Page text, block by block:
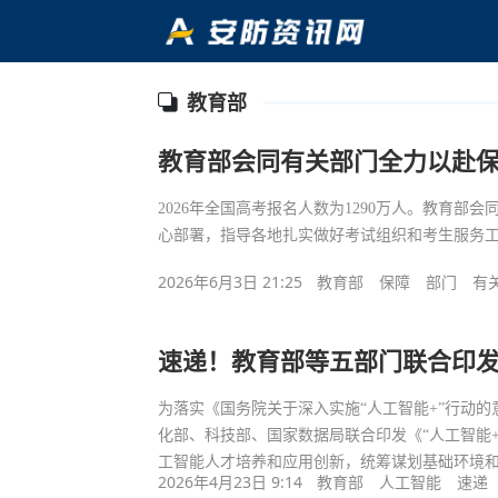
教育部
教育部会同有关部门全力以赴
2026年全国高考报名人数为1290万人。教育部
心部署，指导各地扎实做好考试组织和考生服务
2026年6月3日 21:25 教育部 保障 部门 有
速递！教育部等五部门联合印
为落实《国务院关于深入实施“人工智能+”行动
化部、科技部、国家数据局联合印发《“人工智
工智能人才培养和应用创新，统筹谋划基础环
2026年4月23日 9:14 教育部 人工智能 速递